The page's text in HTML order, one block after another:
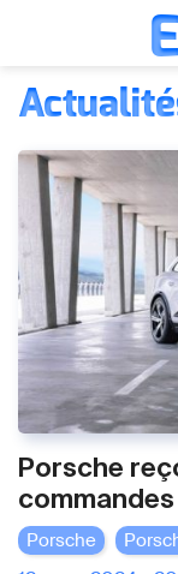
Aller
au
contenu
Voiture
Voiture
Finance
Écologie
Fiches
Porsche
Porsche